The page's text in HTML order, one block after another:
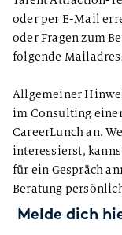
oder per E-Mail
oder Fragen zum
folgende
Allgemeiner
im Consulting
CareerLunch an.
interessierst,
für ein Gespräch
Beratung
Melde dich